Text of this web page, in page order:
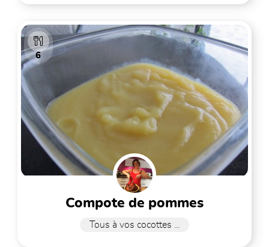
6
compote de pommes
Tous à vos cocottes ...